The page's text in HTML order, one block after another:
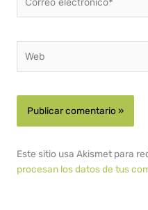
electrónico*
Este sitio usa Akismet para
procesan los datos de tus